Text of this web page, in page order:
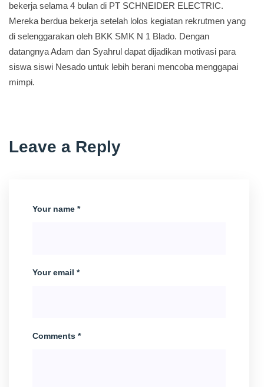
bekerja selama 4 bulan di PT SCHNEIDER ELECTRIC.
Mereka berdua bekerja setelah lolos kegiatan rekrutmen yang
di selenggarakan oleh BKK SMK N 1 Blado. Dengan
datangnya Adam dan Syahrul dapat dijadikan motivasi para
siswa siswi Nesado untuk lebih berani mencoba menggapai
mimpi.
Leave a Reply
Your name *
Your email *
Comments *